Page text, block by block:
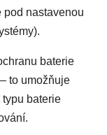
nastavenou
baterie
to umožňuje
baterie